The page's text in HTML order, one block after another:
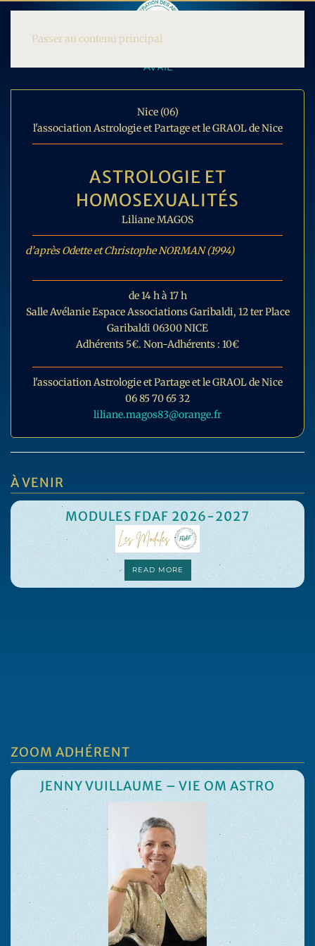
Passer au contenu principal
AVRIL
Nice (06)
l'association Astrologie et Partage et le GRAOL de Nice
ASTROLOGIE ET
HOMOSEXUALITÉS
Liliane MAGOS
d’après Odette et Christophe NORMAN (1994)
de 14 h à 17 h
Salle Avélanie Espace Associations Garibaldi, 12 ter Place
Garibaldi 06300 NICE
Adhérents 5€. Non-Adhérents : 10€
l'association Astrologie et Partage et le GRAOL de Nice
06 85 70 65 32
liliane.magos83@orange.fr
À VENIR
MODULES FDAF 2026-2027
READ MORE
ZOOM ADHÉRENT
JENNY VUILLAUME – VIE OM ASTRO